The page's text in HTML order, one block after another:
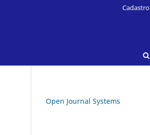
Cadastro
Open Journal Systems